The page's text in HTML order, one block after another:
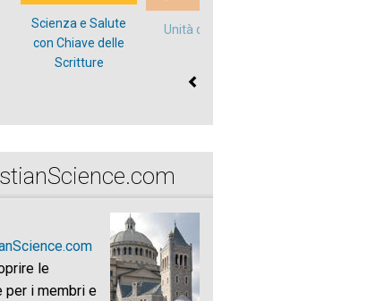
Scienza e Salute
con Chiave delle
Scritture
Unità del Bene
le
per i membri e